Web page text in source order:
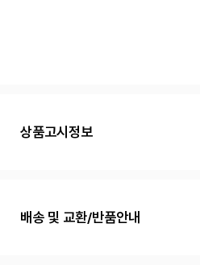
상품고시정보
배송 및 교환/반품안내